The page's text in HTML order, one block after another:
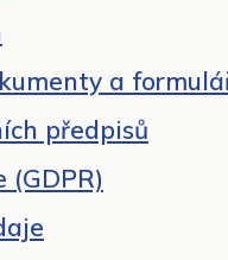
a
předpisů
(GDPR)